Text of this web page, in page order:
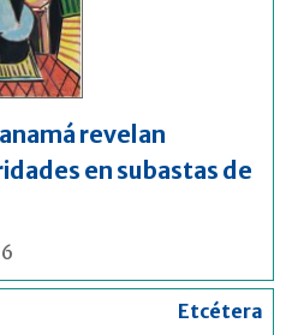
revelan
en subastas de
Etcétera